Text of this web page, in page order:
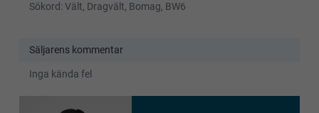
Sökord: Vält, Dragvält, Bomag, BW6
Säljarens kommentar
Inga kända fel